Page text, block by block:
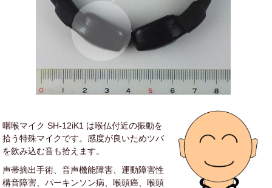
咽喉マイク SH-12iK1 は喉仏付近の振動を
拾う特殊マイクです。感度が良いためツバ
を飲み込む音も拾えます。
声帯摘出手術、音声機能障害、運動障害性
構音障害、パーキンソン病、喉頭癌、喉頭